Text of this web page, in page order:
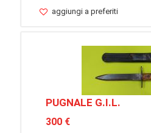
aggiungi a preferiti
PUGNALE G.I.L.
300 €